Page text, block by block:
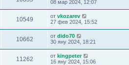
08 мар 2024, 12:07
10549 от vkozarev
27 фев 2024, 15:52
10662 от dido70
30 яну 2024, 18:21
11262 от kingpeter
16 яну 2024, 15:06